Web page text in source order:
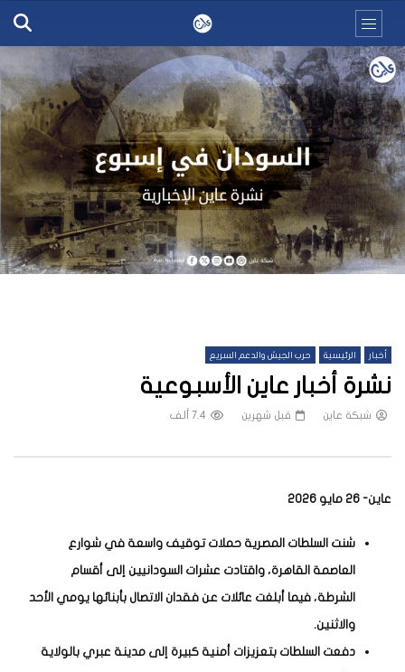
أخبار الرئيسية حرب الجيش والدعم السريع
نشرة أخبار عاين الأسبوعية
شبكة عاين قبل شهرين 7.4 ألف
عاين- 26 مايو 2026
شنت السلطات المصرية حملات توقيف واسعة في شوارع
العاصمة القاهرة، واقتادت عشرات السودانيين إلى أقسام
الشرطة، فيما أبلغت عائلات عن فقدان الاتصال بأبنائها يومي الأحد
والاثنين.
دفعت السلطات بتعزيزات أمنية كبيرة إلى مدينة عبري بالولاية